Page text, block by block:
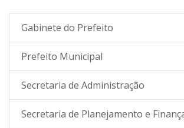
Gabinete do Prefeito
Prefeito Municipal
Secretaria de Administração
Secretaria de Planejamento e